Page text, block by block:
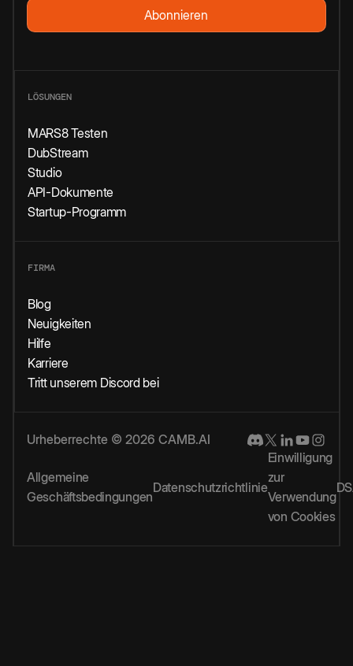
LÖSUNGEN
MARS8 Testen
DubStream
Studio
API-Dokumente
Startup-Programm
FIRMA
Blog
Neuigkeiten
Hilfe
Karriere
Tritt unserem Discord bei
Urheberrechte © 2026 CAMB.AI
Allgemeine
Geschäftsbedingungen
Datenschutzrichtlinie
Einwilligung
zur
Verwendung
von Cookies